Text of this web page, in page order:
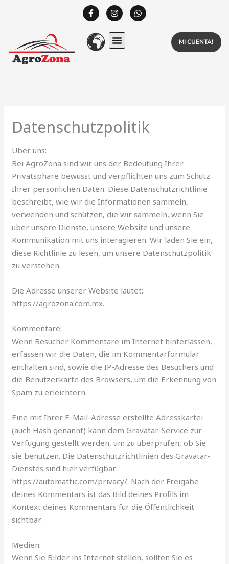
F
a
c
e
b
o
I
n
s
t
a
g
W
h
a
MI CUENTA!
Datenschutzpolitik
Über uns:
Bei AgroZona sind wir uns der Bedeutung Ihrer
Privatsphäre bewusst und verpflichten uns zum Schutz
Ihrer persönlichen Daten. Diese Datenschutzrichtlinie
beschreibt, wie wir die Informationen sammeln,
verwenden und schützen, die wir sammeln, wenn Sie
über unsere Dienste, unsere Website und unsere
Kommunikation mit uns interagieren. Wir laden Sie ein,
diese Richtlinie zu lesen, um unsere Datenschutzpolitik
zu verstehen.
Die Adresse unserer Website lautet:
https://agrozona.com.mx.
Kommentare:
Wenn Besucher Kommentare im Internet hinterlassen,
erfassen wir die Daten, die im Kommentarformular
enthalten sind, sowie die IP-Adresse des Besuchers und
die Benutzerkarte des Browsers, um die Erkennung von
Spam zu erleichtern.
Eine mit Ihrer E-Mail-Adresse erstellte Adresskartei
(auch Hash genannt) kann dem Gravatar-Service zur
Verfügung gestellt werden, um zu überprüfen, ob Sie
sie benutzen. Die Datenschutzrichtlinien des Gravatar-
Dienstes sind hier verfügbar:
https://automattic.com/privacy/. Nach der Freigabe
deines Kommentars ist das Bild deines Profils im
Kontext deines Kommentars für die Öffentlichkeit
sichtbar.
Medien:
Wenn Sie Bilder ins Internet stellen, sollten Sie es